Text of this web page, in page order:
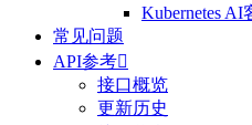
Kubernetes AI
常见问题
API参考
接口概览
更新历史